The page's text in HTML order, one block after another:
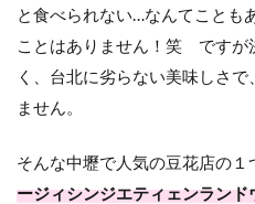
と食べられない…なんてことも
ことはありません！笑 ですが
く、台北に劣らない美味しさ
ません。
そんな中壢で人気の豆花店の１
ージィシンジエティェンランド